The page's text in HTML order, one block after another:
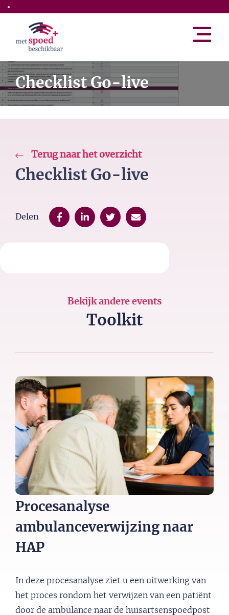
Skip to the main content
Checklist Go-live
Terug naar het overzicht
Checklist Go-live
Delen
Bekijk andere events
Toolkit
Procesanalyse
ambulanceverwijzing naar
HAP
In deze procesanalyse ziet u een uitwerking van
het proces rondom het verwijzen van een patiënt
door de ambulance naar de huisartsenspoedpost